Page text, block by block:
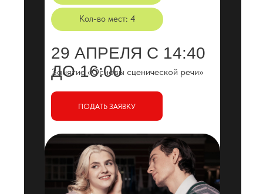
29 АПРЕЛЯ С 14:40
ДО 16:00
ПОДАТЬ ЗАЯВКУ
Занятие «Основы сценической речи»
Кол-во мест: 4